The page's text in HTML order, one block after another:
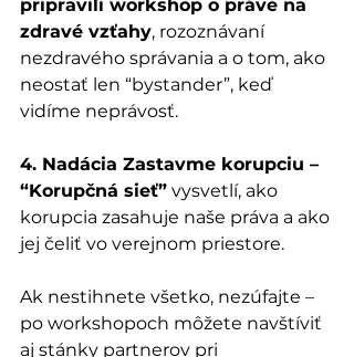
pripravili workshop o práve na
zdravé vzťahy, rozoznávaní
nezdravého správania a o tom, ako
neostať len “bystander”, keď
vidíme neprávosť.
4. Nadácia Zastavme korupciu –
“Korupčná sieť” vysvetlí, ako
korupcia zasahuje naše práva a ako
jej čeliť vo verejnom priestore.
Ak nestihnete všetko, nezúfajte –
po workshopoch môžete navštíviť
aj stánky partnerov pri